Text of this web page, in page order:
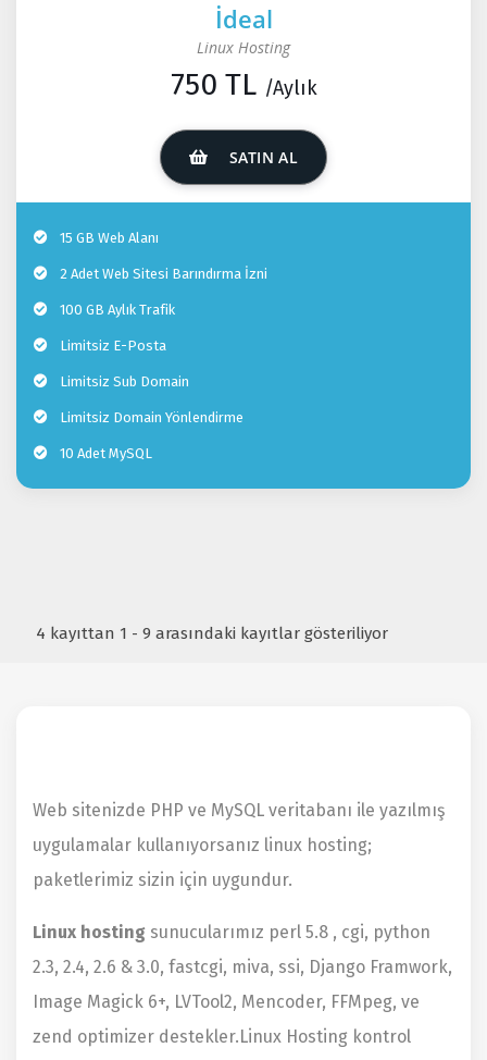
İdeal
Linux Hosting
750 TL /Aylık
SATIN AL
15 GB Web Alanı
2 Adet Web Sitesi Barındırma İzni
100 GB Aylık Trafik
Limitsiz E-Posta
Limitsiz Sub Domain
Limitsiz Domain Yönlendirme
10 Adet MySQL
4 kayıttan 1 - 9 arasındaki kayıtlar gösteriliyor
Web sitenizde PHP ve MySQL veritabanı ile yazılmış
uygulamalar kullanıyorsanız linux hosting;
paketlerimiz sizin için uygundur.
Linux hosting sunucularımız perl 5.8 , cgi, python
2.3, 2.4, 2.6 & 3.0, fastcgi, miva, ssi, Django Framwork,
Image Magick 6+, LVTool2, Mencoder, FFMpeg, ve
zend optimizer destekler.Linux Hosting kontrol